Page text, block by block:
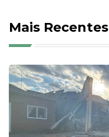
Mais Recentes